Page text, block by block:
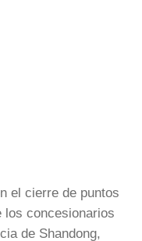
el cierre de puntos
los concesionarios
de Shandong,